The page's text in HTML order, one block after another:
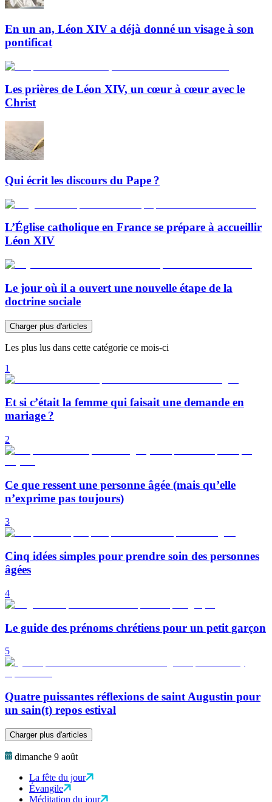
En un an, Léon XIV a déjà donné un visage à son
pontificat
Les prières de Léon XIV, un cœur à cœur avec le
Christ
Qui écrit les discours du Pape ?
L’Église catholique en France se prépare à accueillir
Léon XIV
Le jour où il a ouvert une nouvelle étape de la
doctrine sociale
Charger plus d'articles
Les plus lus dans cette catégorie ce mois-ci
1
Et si c’était la femme qui faisait une demande en
mariage ?
2
Ce que ressent une personne âgée (mais qu’elle
n’exprime pas toujours)
3
Cinq idées simples pour prendre soin des personnes
âgées
4
Le guide des prénoms chrétiens pour un petit garçon
5
Quatre puissantes réflexions de saint Augustin pour
un sain(t) repos estival
Charger plus d'articles
dimanche 9 août
La fête du jour
Évangile
Méditation du jour